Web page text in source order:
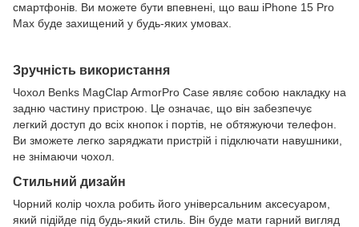
смартфонів. Ви можете бути впевнені, що ваш iPhone 15 Pro
Max буде захищений у будь-яких умовах.
Зручність використання
Чохол Benks MagClap ArmorPro Case являє собою накладку на
задню частину пристрою. Це означає, що він забезпечує
легкий доступ до всіх кнопок і портів, не обтяжуючи телефон.
Ви зможете легко заряджати пристрій і підключати навушники,
не знімаючи чохол.
Стильний дизайн
Чорний колір чохла робить його універсальним аксесуаром,
який підійде під будь-який стиль. Він буде мати гарний вигляд